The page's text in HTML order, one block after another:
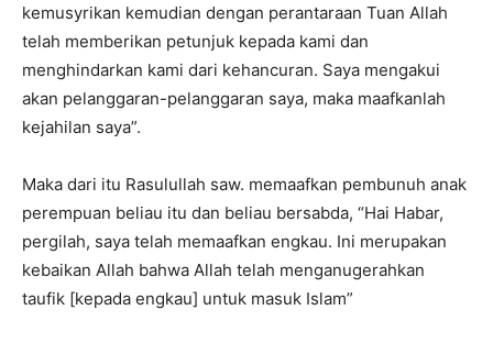
kemusyrikan kemudian dengan perantaraan Tuan Allah
telah memberikan petunjuk kepada kami dan
menghindarkan kami dari kehancuran. Saya mengakui
akan pelanggaran-pelanggaran saya, maka maafkanlah
kejahilan saya”.
Maka dari itu Rasulullah saw. memaafkan pembunuh anak
perempuan beliau itu dan beliau bersabda, “Hai Habar,
pergilah, saya telah memaafkan engkau. Ini merupakan
kebaikan Allah bahwa Allah telah menganugerahkan
taufik [kepada engkau] untuk masuk Islam”